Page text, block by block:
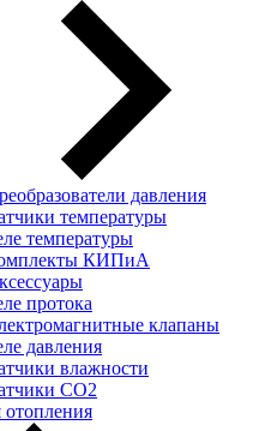
давления
температуры
температуры
КИПиА
протока
клапаны
давления
влажности
CO2
отопления